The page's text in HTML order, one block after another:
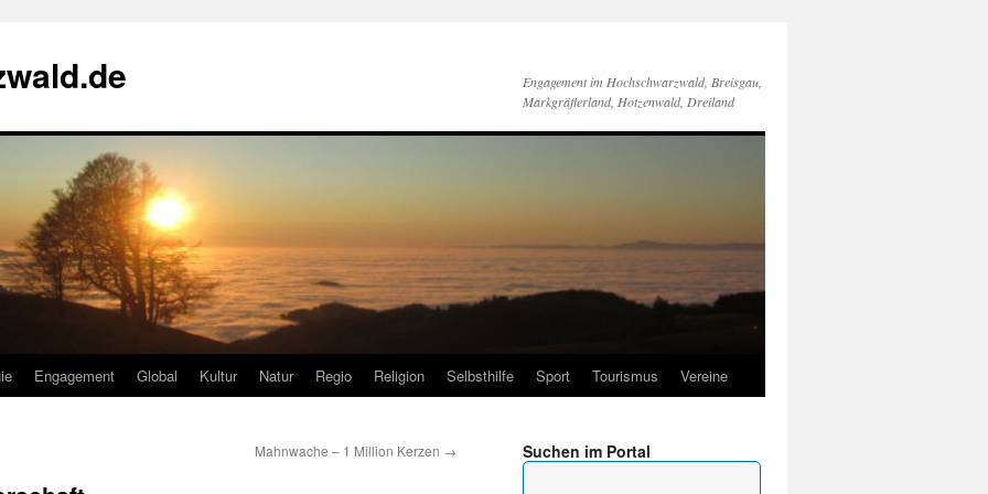
Engagement im Hochschwarzwald, Breisgau,
Markgräflerland, Hotzenwald, Dreiland
Engagement Global Kultur Natur Regio Religion Selbsthilfe Sport Tourismus Vereine
Mahnwache – 1 Million Kerzen → Suchen im Portal